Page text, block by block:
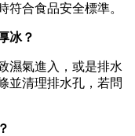
符合食品安全標準。
冰？
濕氣進入，或是排水
並清理排水孔，若問